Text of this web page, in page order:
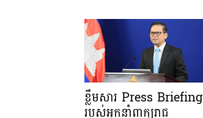
ខ្លឹមសារ Press Briefing
របស់អ្នកនាំពាក្យរាជ